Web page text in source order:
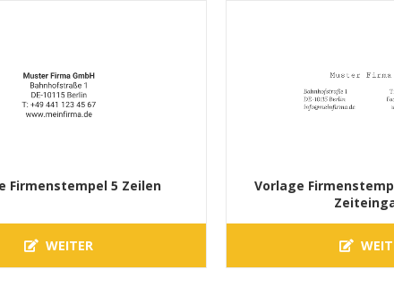
Firmenstempel 5 Zeilen
WEITER
Vorlage